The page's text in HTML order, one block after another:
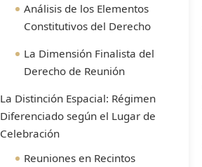
Análisis de los Elementos
Constitutivos del Derecho
La Dimensión Finalista del
Derecho de Reunión
La Distinción Espacial: Régimen
Diferenciado según el Lugar de
Celebración
Reuniones en Recintos